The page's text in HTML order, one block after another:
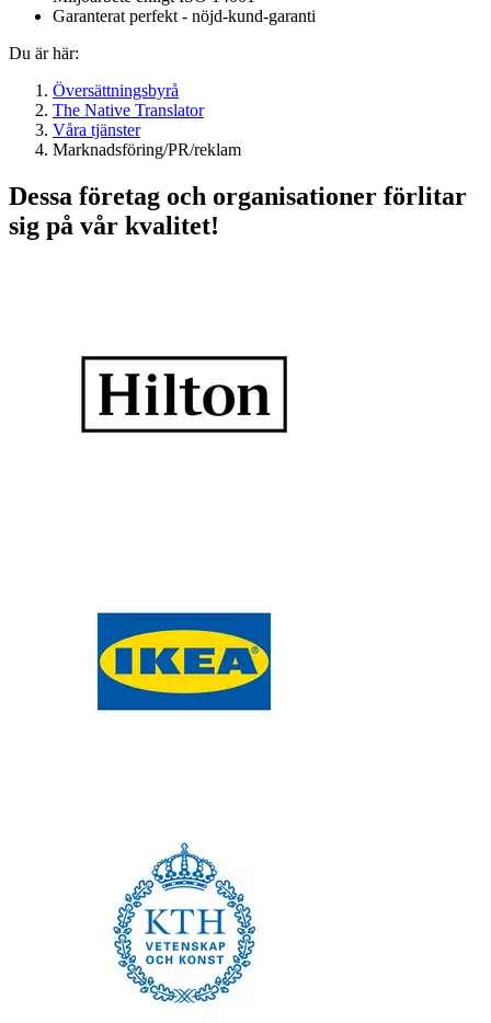
Garanterat perfekt - nöjd-kund-garanti
Du är här:
Översättningsbyrå
The Native Translator
Våra tjänster
Marknadsföring/PR/reklam
Dessa företag och organisationer förlitar
sig på vår kvalitet!